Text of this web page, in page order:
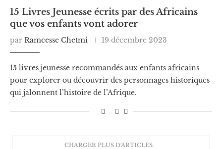
15 Livres Jeunesse écrits par des Africains
que vos enfants vont adorer
par Ramcesse Chetmi 19 décembre 2023
15 livres jeunesse recommandés aux enfants africains
pour explorer ou découvrir des personnages historiques
qui jalonnent l’histoire de l’Afrique.
CHARGER PLUS D'ARTICLES